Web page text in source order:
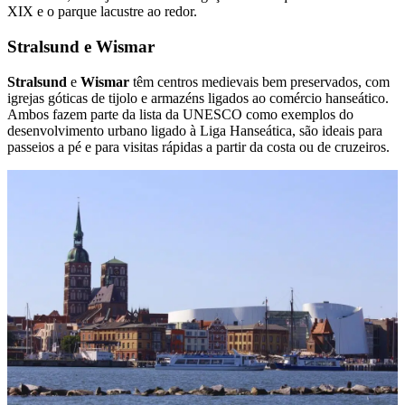
XIX e o parque lacustre ao redor.
Stralsund e Wismar
Stralsund e Wismar têm centros medievais bem preservados, com
igrejas góticas de tijolo e armazéns ligados ao comércio hanseático.
Ambos fazem parte da lista da UNESCO como exemplos do
desenvolvimento urbano ligado à Liga Hanseática, são ideais para
passeios a pé e para visitas rápidas a partir da costa ou de cruzeiros.